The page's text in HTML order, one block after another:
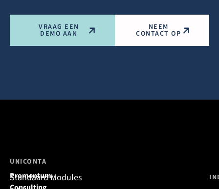
VRAAG EEN
DEMO AAN
NEEM
CONTACT OP
Promentum
UNICONTA
Standaard Modules